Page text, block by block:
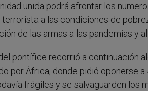
unida podrá afrontar los
a las condiciones de
de las armas a las pandemias y
pontífice recorrió a continuación
por África, donde pidió oponerse
frágiles y se salvaguarden los